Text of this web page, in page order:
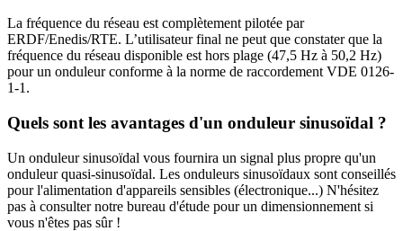
La fréquence du réseau est complètement pilotée par
ERDF/Enedis/RTE. L’utilisateur final ne peut que constater que la
fréquence du réseau disponible est hors plage (47,5 Hz à 50,2 Hz)
pour un onduleur conforme à la norme de raccordement VDE 0126-
1-1.
Quels sont les avantages d'un onduleur sinusoïdal ?
Un onduleur sinusoïdal vous fournira un signal plus propre qu'un
onduleur quasi-sinusoïdal. Les onduleurs sinusoïdaux sont conseillés
pour l'alimentation d'appareils sensibles (électronique...) N'hésitez
pas à consulter notre bureau d'étude pour un dimensionnement si
vous n'êtes pas sûr !